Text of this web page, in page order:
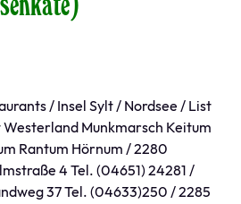
/ Insel Sylt / Nordsee / List
Munkmarsch Keitum
Rantum Hörnum / 2280
4 Tel. (04651) 24281 /
37 Tel. (04633)250 / 2285